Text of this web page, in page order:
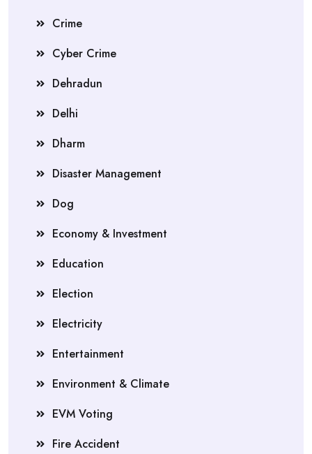
Crime
Cyber Crime
Dehradun
Delhi
Dharm
Disaster Management
Dog
Economy & Investment
Education
Election
Electricity
Entertainment
Environment & Climate
EVM Voting
Fire Accident